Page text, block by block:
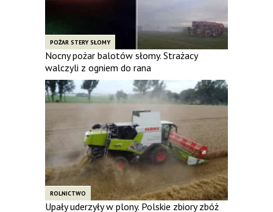
POŻAR STERY SŁOMY
Nocny pożar balotów słomy. Strażacy
walczyli z ogniem do rana
ROLNICTWO
Upały uderzyły w plony. Polskie zbiory zbóż